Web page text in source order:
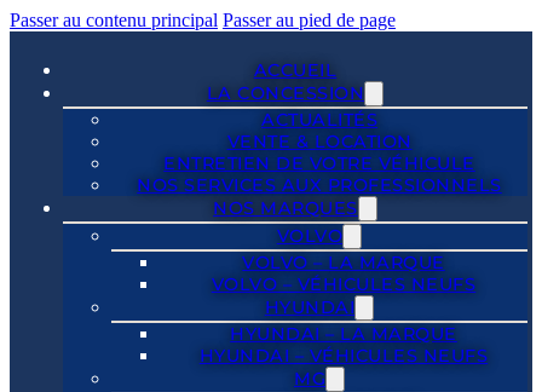
Passer au contenu principal Passer au pied de page
ACCUEIL
LA CONCESSION
ACTUALITÉS
VENTE & LOCATION
ENTRETIEN DE VOTRE VÉHICULE
NOS SERVICES AUX PROFESSIONNELS
NOS MARQUES
VOLVO
VOLVO – LA MARQUE
VOLVO – VÉHICULES NEUFS
HYUNDAI
HYUNDAI – LA MARQUE
HYUNDAI – VÉHICULES NEUFS
MG